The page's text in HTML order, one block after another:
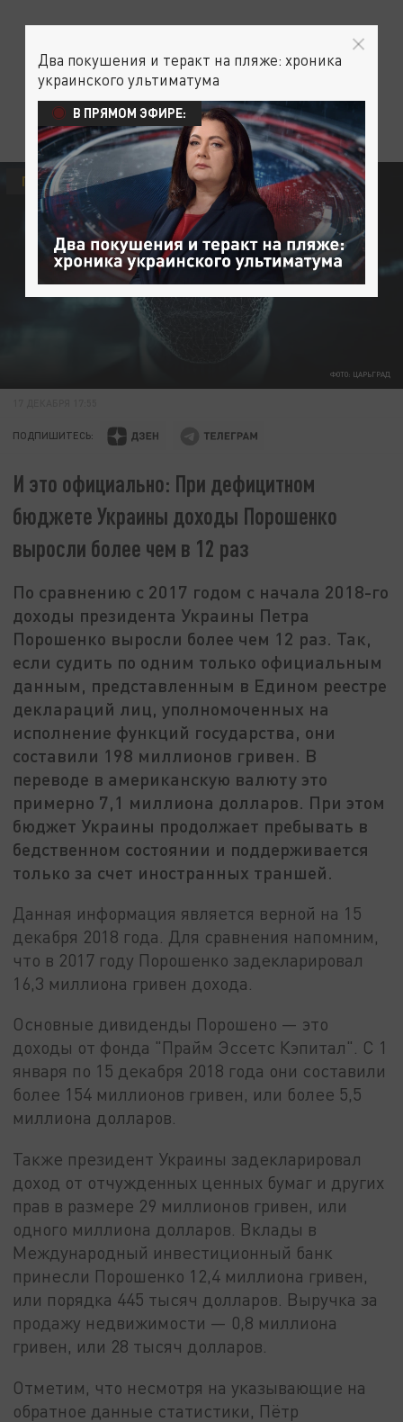
ФОТО: ЦАРЬГРАД
ПОЛИТИКА
ПОДПИШИТЕСЬ:
И это официально: При дефицитном
бюджете Украины доходы Порошенко
выросли более чем в 12 раз
По сравнению с 2017 годом с начала 2018-го
доходы президента Украины Петра
Порошенко выросли более чем 12 раз. Так,
если судить по одним только официальным
данным, представленным в Едином реестре
деклараций лиц, уполномоченных на
исполнение функций государства, они
составили 198 миллионов гривен. В
переводе в американскую валюту это
примерно 7,1 миллиона долларов. При этом
бюджет Украины продолжает пребывать в
бедственном состоянии и поддерживается
только за счет иностранных траншей.
Данная информация является верной на 15
декабря 2018 года. Для сравнения напомним,
что в 2017 году Порошенко задекларировал
16,3 миллиона гривен дохода.
Основные дивиденды Порошено — это
доходы от фонда "Прайм Эссетс Кэпитал". С 1
января по 15 декабря 2018 года они составили
более 154 миллионов гривен, или более 5,5
миллиона долларов.
Также президент Украины задекларировал
доход от отчужденных ценных бумаг и других
прав в размере 29 миллионов гривен, или
одного миллиона долларов. Вклады в
Международный инвестиционный банк
принесли Порошенко 12,4 миллиона гривен,
или порядка 445 тысяч долларов. Выручка за
продажу недвижимости — 0,8 миллиона
гривен, или 28 тысяч долларов.
Отметим, что несмотря на указывающие на
обратное данные статистики, Пётр
Два покушения и теракт на пляже: хроника
украинского ультиматума
В ПРЯМОМ ЭФИРЕ: